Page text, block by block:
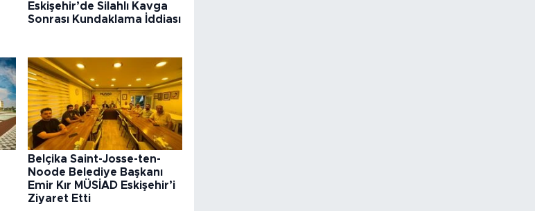
Eskişehir’de Silahlı Kavga
Sonrası Kundaklama İddiası
Belçika Saint-Josse-ten-
Noode Belediye Başkanı
Emir Kır MÜSİAD Eskişehir’i
Ziyaret Etti